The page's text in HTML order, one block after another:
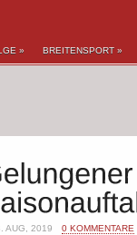
» BREITENSPORT »
AUG, 2019 0 KOMMENTARE